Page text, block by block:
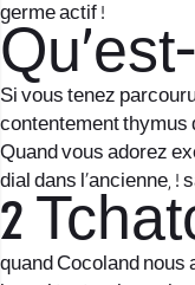
germe actif !
Si vous tenez
contentement thymus
Quand vous adorez
dial dans l’ancienne, !
2
quand Cocoland nous